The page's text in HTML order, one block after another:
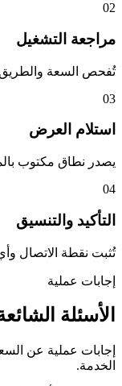
02
مراجعة التشغيل
تُفحص السعة والطريق
03
استلام العرض
يصدر نطاق مكتوب
04
التأكيد والتنسيق
تُثبت نقطة الاتصال
إجابات عملية
الأسئلة
إجابات عملية عن
الخدمة.